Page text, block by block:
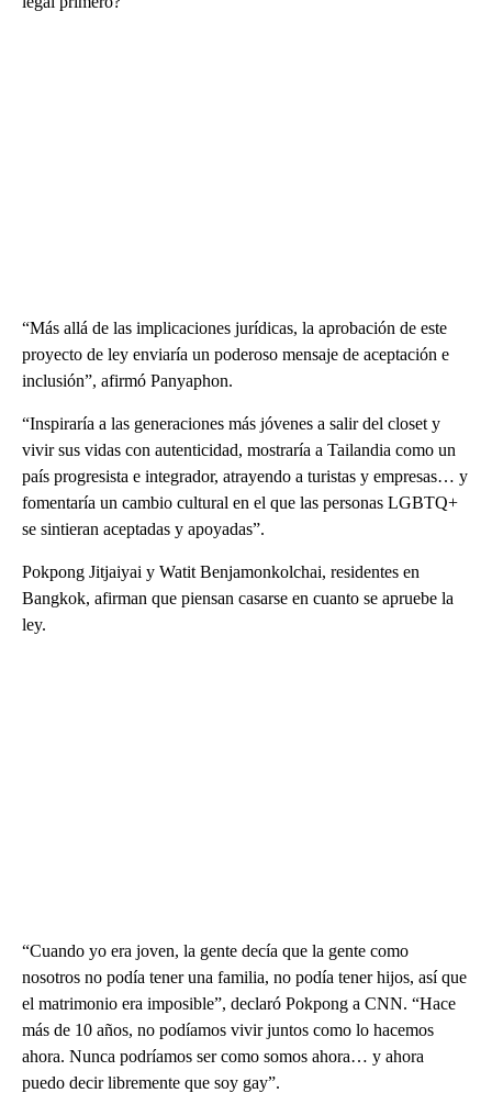
“Más allá de las implicaciones jurídicas, la aprobación de este
proyecto de ley enviaría un poderoso mensaje de aceptación e
inclusión”, afirmó Panyaphon.
“Inspiraría a las generaciones más jóvenes a salir del closet y
vivir sus vidas con autenticidad, mostraría a Tailandia como un
país progresista e integrador, atrayendo a turistas y empresas… y
fomentaría un cambio cultural en el que las personas LGBTQ+
se sintieran aceptadas y apoyadas”.
Pokpong Jitjaiyai y Watit Benjamonkolchai, residentes en
Bangkok, afirman que piensan casarse en cuanto se apruebe la
ley.
“Cuando yo era joven, la gente decía que la gente como
nosotros no podía tener una familia, no podía tener hijos, así que
el matrimonio era imposible”, declaró Pokpong a CNN. “Hace
más de 10 años, no podíamos vivir juntos como lo hacemos
ahora. Nunca podríamos ser como somos ahora… y ahora
puedo decir libremente que soy gay”.